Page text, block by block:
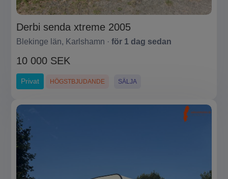
Derbi senda xtreme 2005
Blekinge län, Karlshamn · för 1 dag sedan
10 000 SEK
Privat HÖGSTBJUDANDE SÄLJA